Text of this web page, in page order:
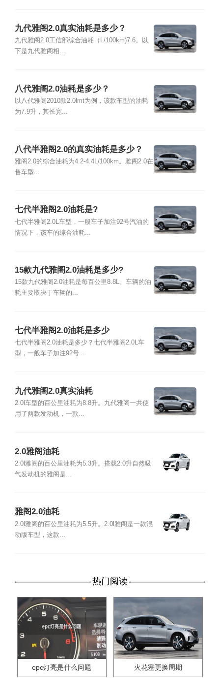
九代雅阁2.0真实油耗是多少？
九代雅阁2.0工信部综合油耗（L/100km)7.6。以
下是九代雅阁相...
八代雅阁2.0油耗是多少？
以八代雅阁2010款2.0lmt为例，该款车型的油耗
为7.9升，其长宽...
八代半雅阁2.0的真实油耗是多少？
雅阁2.0的综合油耗为4.2-4.4L/100km。雅阁2.0在
售车型...
七代半雅阁2.0油耗是?
七代半雅阁2.0L车型，一般车子加注92号汽油的
情况下，该车的综合油耗...
15款九代雅阁2.0油耗是多少?
15款九代雅阁2.0油耗是每百公里8.8L。车辆的油
耗主要取决于车辆的...
七代半雅阁2.0油耗是多少
七代半雅阁2.0油耗是多少？七代半雅阁2.0L车
型，一般车子加注92号...
九代雅阁2.0真实油耗
2.0l车型的百公里油耗为8.8升。九代雅阁一共使
用了两款发动机，一款...
2.0雅阁油耗
2.0l雅阁的百公里油耗为5.3升。搭载2.0升自然吸
气发动机的雅阁是...
雅阁2.0油耗
2.0l雅阁的百公里油耗为5.5升。2.0l雅阁是一款混
动版车型，这款...
热门阅读
epc灯亮是什么问题 火花塞更换周期